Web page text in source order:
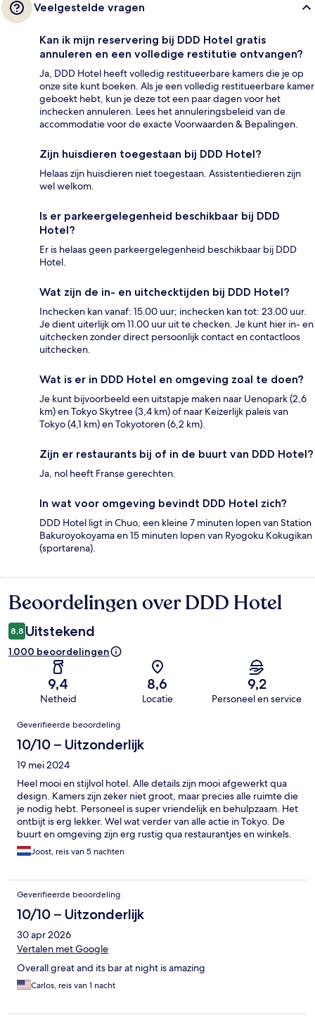
Veelgestelde vragen
Kan ik mijn reservering bij DDD Hotel gratis
annuleren en een volledige restitutie ontvangen?
Ja, DDD Hotel heeft volledig restitueerbare kamers die je op
onze site kunt boeken. Als je een volledig restitueerbare kamer
geboekt hebt, kun je deze tot een paar dagen voor het
inchecken annuleren. Lees het annuleringsbeleid van de
accommodatie voor de exacte Voorwaarden & Bepalingen.
Zijn huisdieren toegestaan bij DDD Hotel?
Helaas zijn huisdieren niet toegestaan. Assistentiedieren zijn
wel welkom.
Is er parkeergelegenheid beschikbaar bij DDD
Hotel?
Er is helaas geen parkeergelegenheid beschikbaar bij DDD
Hotel.
Wat zijn de in- en uitchecktijden bij DDD Hotel?
Inchecken kan vanaf: 15.00 uur; inchecken kan tot: 23.00 uur.
Je dient uiterlijk om 11.00 uur uit te checken. Je kunt hier in- en
uitchecken zonder direct persoonlijk contact en contactloos
uitchecken.
Wat is er in DDD Hotel en omgeving zoal te doen?
Je kunt bijvoorbeeld een uitstapje maken naar Uenopark (2,6
km) en Tokyo Skytree (3,4 km) of naar Keizerlijk paleis van
Tokyo (4,1 km) en Tokyotoren (6,2 km).
Zijn er restaurants bij of in de buurt van DDD Hotel?
Ja, nol heeft Franse gerechten.
In wat voor omgeving bevindt DDD Hotel zich?
DDD Hotel ligt in Chuo, een kleine 7 minuten lopen van Station
Bakuroyokoyama en 15 minuten lopen van Ryogoku Kokugikan
(sportarena).
Beoordelingen
Beoordelingen over DDD Hotel
8,8 Uitstekend
1.000 beoordelingen
9,4
Netheid
8,6
Locatie
9,2
Personeel en service
Beoordelingen
Geverifieerde beoordeling
10/10 – Uitzonderlijk
19 mei 2024
Heel mooi en stijlvol hotel. Alle details zijn mooi afgewerkt qua
design. Kamers zijn zeker niet groot, maar precies alle ruimte die
je nodig hebt. Personeel is super vriendelijk en behulpzaam. Het
ontbijt is erg lekker. Wel wat verder van alle actie in Tokyo. De
buurt en omgeving zijn erg rustig qua restaurantjes en winkels.
Wel heel dicht bij een metro en in 10 minuten te bereiken met
de metro.
Joost, reis van 5 nachten
Geverifieerde beoordeling
10/10 – Uitzonderlijk
30 apr 2026
Vertalen met Google
Overall great and its bar at night is amazing
Carlos, reis van 1 nacht